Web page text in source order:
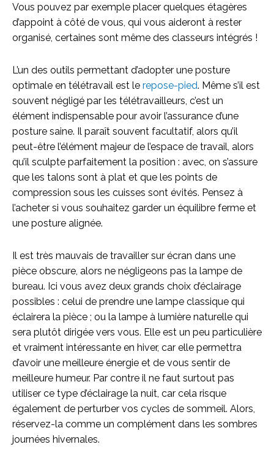
Vous pouvez par exemple placer quelques étagères
d’appoint à côté de vous, qui vous aideront à rester
organisé, certaines sont même des classeurs intégrés !
L’un des outils permettant d’adopter une posture
optimale en télétravail est le repose-pied. Même s’il est
souvent négligé par les télétravailleurs, c’est un
élément indispensable pour avoir l’assurance d’une
posture saine. Il paraît souvent facultatif, alors qu’il
peut-être l’élément majeur de l’espace de travail, alors
qu’il sculpte parfaitement la position : avec, on s’assure
que les talons sont à plat et que les points de
compression sous les cuisses sont évités. Pensez à
l’acheter si vous souhaitez garder un équilibre ferme et
une posture alignée.
Il est très mauvais de travailler sur écran dans une
pièce obscure, alors ne négligeons pas la lampe de
bureau. Ici vous avez deux grands choix d’éclairage
possibles : celui de prendre une lampe classique qui
éclairera la pièce ; ou la lampe à lumière naturelle qui
sera plutôt dirigée vers vous. Elle est un peu particulière
et vraiment intéressante en hiver, car elle permettra
d’avoir une meilleure énergie et de vous sentir de
meilleure humeur. Par contre il ne faut surtout pas
utiliser ce type d’éclairage la nuit, car cela risque
également de perturber vos cycles de sommeil. Alors,
réservez-la comme un complément dans les sombres
journées hivernales.